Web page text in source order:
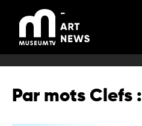
contenu
Par mots Clefs :